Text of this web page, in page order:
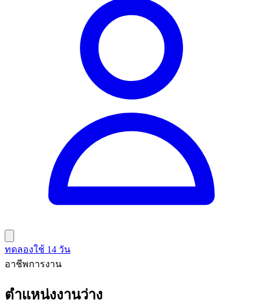
ทดลองใช้ 14 วัน
อาชีพการงาน
ตำแหน่งงานว่าง